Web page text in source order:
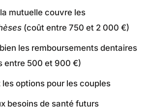
mutuelle couvre les
(coût entre 750 et 2 000 €)
les remboursements dentaires
entre 500 et 900 €)
les options pour les couples
besoins de santé futurs